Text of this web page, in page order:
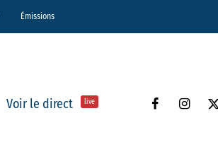
Émissions
Voir le direct live